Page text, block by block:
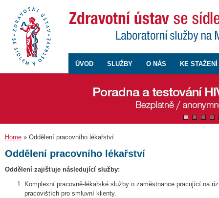
ÚVOD SLUŽBY O NÁS KE STAŽENÍ
Home » Oddělení pracovního lékařství
Oddělení pracovního lékařství
Oddělení zajišťuje následující služby:
Komplexní pracovně-lékařské služby o zaměstnance pracující na
pracovištích pro smluvní klienty.